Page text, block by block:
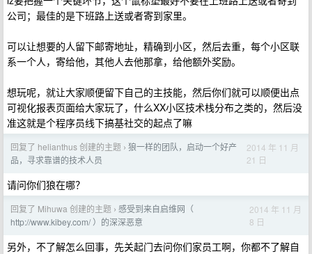
公司；最佳的是下班路上送或者寄到家里。
可以让想要的人留下邮寄地址，精确到小区，然后去重，每个小区联
系一个人，寄给他，其他人去他那拿，给他额外奖励。
想玩呢，就让大家顺便留下自己的主技能，然后你们就可以顺便出点
可视化报表页面给大家玩了，什么XX小区技术栈分布之类的，然后没
准这就是个程序员线下搞基社交的起点了嘛
回复了 helianthus 创建的主题 › 狼一样的团队，启动一个好产
品，寻求靠谱的技术人员
2014 年 11 月
21 日
请问你们狼在哪？
回复了 Mihuwa 创建的主题 › 感受到来自启维网（
http://www.kibey.com/ ）的深深恶意
2014 年 11 月
8 日
另外，不了解怎么回事，先关起门去问你们家员工啊，你都不了解自